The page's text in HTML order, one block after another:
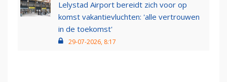
Lelystad Airport bereidt zich voor op
komst vakantievluchten: 'alle vertrouwen
in de toekomst'
29-07-2026, 8:17